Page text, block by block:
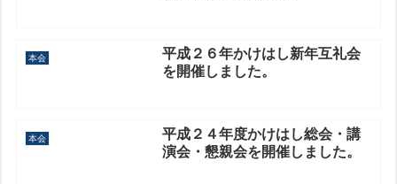
本会
平成２６年かけはし新年互礼会
を開催しました。
本会
平成２４年度かけはし総会・講
演会・懇親会を開催しました。